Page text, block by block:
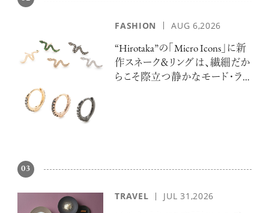
注目の記事
俳優
FASHION AUG 6,2026
“Hirotaka”の「Micro Icons」に新
作スネーク＆リングは、繊細だか
らこそ際立つ静かなモード・ラ
03
TRAVEL JUL 31,2026